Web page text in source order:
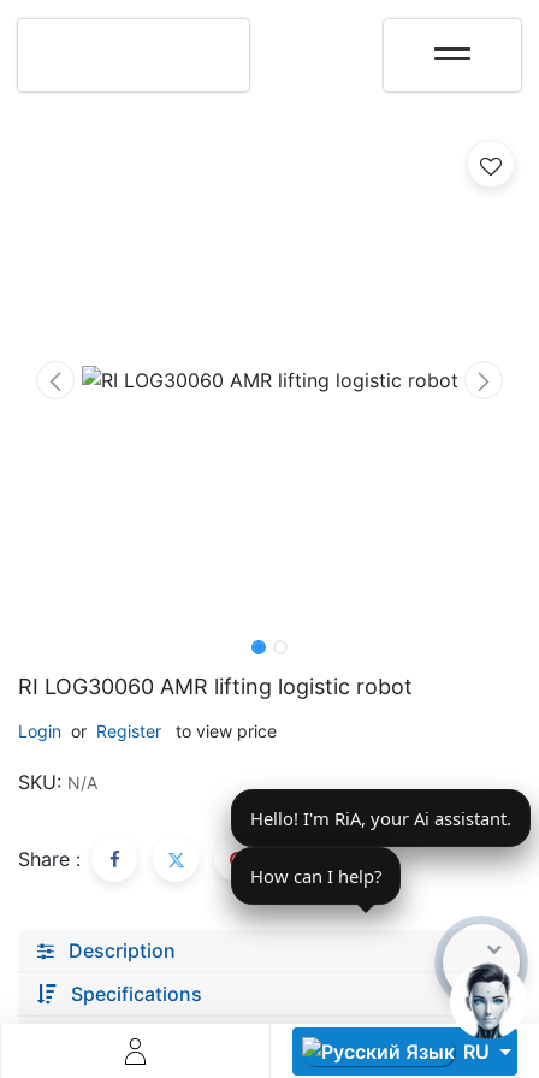
RU
RI LOG30060 AMR lifting logistic robot
Login or Register to view price
SKU: N/A
Share :
Description
Specifications
documents
Platformă integrată pentru managementul flotei de roboți
Monitorizare în timp real și analiză date
Conectează roboți, software și servicii într-o singură
soluție
Scalabil de la 1 robot la zeci de unități
Află mai mult
Hello! I'm RiA, your Ai assistant.
How can I help?